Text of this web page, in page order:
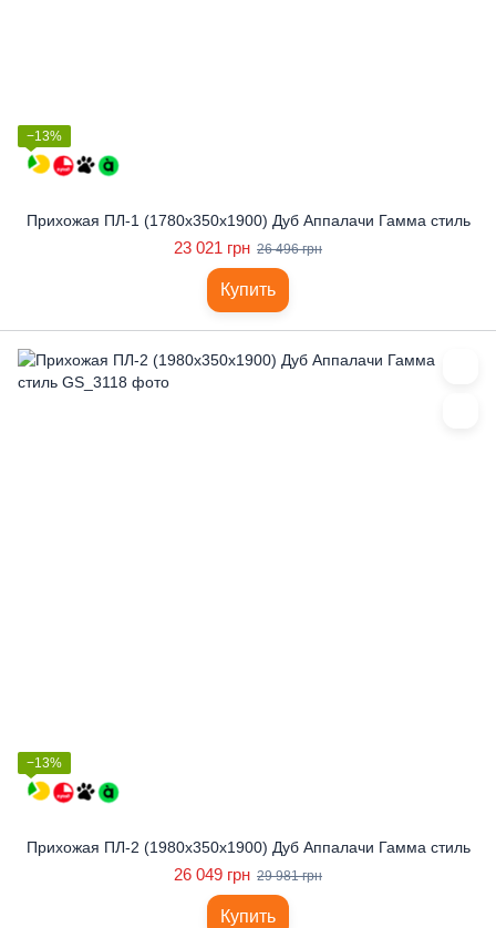
−13%
Прихожая ПЛ-1 (1780x350x1900) Дуб Аппалачи Гамма стиль
23 021 грн 26 496 грн
Купить
−13%
Прихожая ПЛ-2 (1980x350x1900) Дуб Аппалачи Гамма стиль
26 049 грн 29 981 грн
Купить